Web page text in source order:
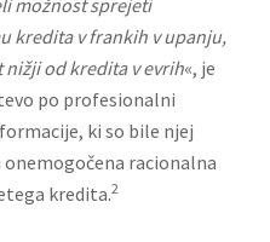
možnost sprejeti
kredita v frankih v upanju,
od kredita v evrih«, je
po profesionalni
ki so bile njej
racionalna
kredita.2